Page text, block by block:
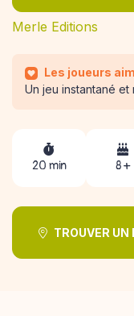
Merle Editions
Les joueurs
Un jeu instantané et
20 min 8 +
TROUVER UN